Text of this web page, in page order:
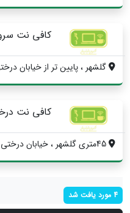
کافی نت
گلشهر ، پایین تر از خیابان
کافی نت
4 مورد یافت شد